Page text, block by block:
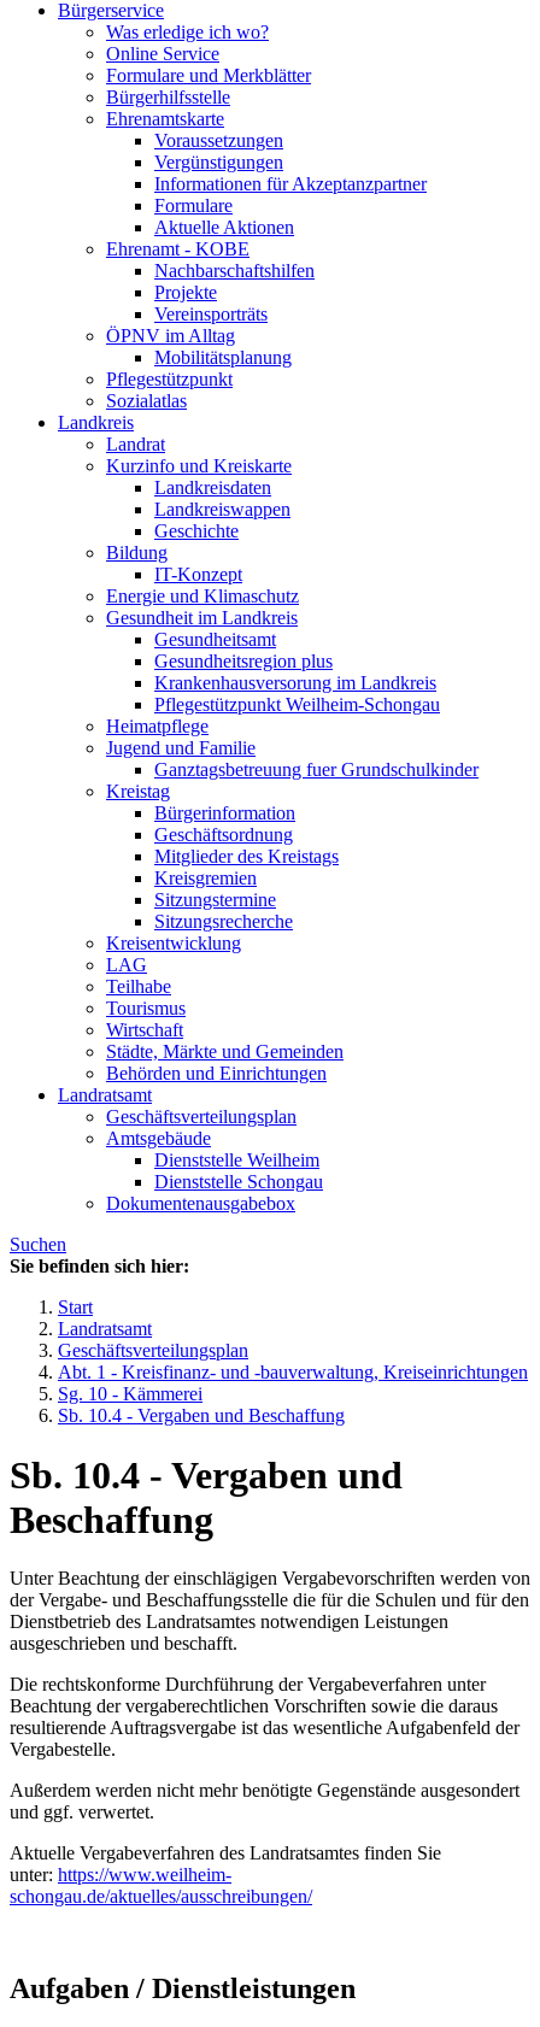
Bürgerservice
Was erledige ich wo?
Online Service
Formulare und Merkblätter
Bürgerhilfsstelle
Ehrenamtskarte
Voraussetzungen
Vergünstigungen
Informationen für Akzeptanzpartner
Formulare
Aktuelle Aktionen
Ehrenamt - KOBE
Nachbarschaftshilfen
Projekte
Vereinsporträts
ÖPNV im Alltag
Mobilitätsplanung
Pflegestützpunkt
Sozialatlas
Landkreis
Landrat
Kurzinfo und Kreiskarte
Landkreisdaten
Landkreiswappen
Geschichte
Bildung
IT-Konzept
Energie und Klimaschutz
Gesundheit im Landkreis
Gesundheitsamt
Gesundheitsregion plus
Krankenhausversorung im Landkreis
Pflegestützpunkt Weilheim-Schongau
Heimatpflege
Jugend und Familie
Ganztagsbetreuung fuer Grundschulkinder
Kreistag
Bürgerinformation
Geschäftsordnung
Mitglieder des Kreistags
Kreisgremien
Sitzungstermine
Sitzungsrecherche
Kreisentwicklung
LAG
Teilhabe
Tourismus
Wirtschaft
Städte, Märkte und Gemeinden
Behörden und Einrichtungen
Landratsamt
Geschäftsverteilungsplan
Amtsgebäude
Dienststelle Weilheim
Dienststelle Schongau
Dokumentenausgabebox
Suchen
Sie befinden sich hier:
Start
Landratsamt
Geschäftsverteilungsplan
Abt. 1 - Kreisfinanz- und -bauverwaltung, Kreiseinrichtungen
Sg. 10 - Kämmerei
Sb. 10.4 - Vergaben und Beschaffung
Sb. 10.4 - Vergaben und
Beschaffung
Unter Beachtung der einschlägigen Vergabevorschriften werden von
der Vergabe- und Beschaffungsstelle die für die Schulen und für den
Dienstbetrieb des Landratsamtes notwendigen Leistungen
ausgeschrieben und beschafft.
Die rechtskonforme Durchführung der Vergabeverfahren unter
Beachtung der vergaberechtlichen Vorschriften sowie die daraus
resultierende Auftragsvergabe ist das wesentliche Aufgabenfeld der
Vergabestelle.
Außerdem werden nicht mehr benötigte Gegenstände ausgesondert
und ggf. verwertet.
Aktuelle Vergabeverfahren des Landratsamtes finden Sie
unter: https://www.weilheim-
schongau.de/aktuelles/ausschreibungen/
Aufgaben / Dienstleistungen